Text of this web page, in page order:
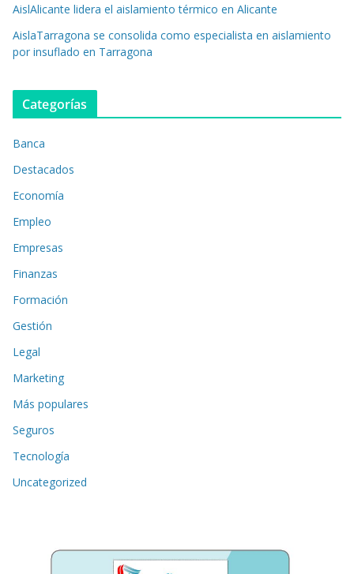
AislAlicante lidera el aislamiento térmico en Alicante
AislaTarragona se consolida como especialista en aislamiento
por insuflado en Tarragona
Categorías
Banca
Destacados
Economía
Empleo
Empresas
Finanzas
Formación
Gestión
Legal
Marketing
Más populares
Seguros
Tecnología
Uncategorized